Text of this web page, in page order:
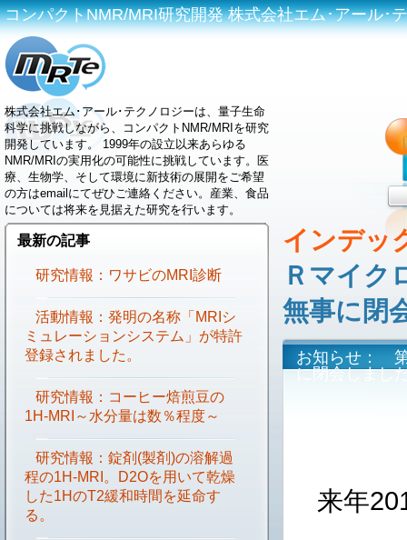
コンパクトNMR/MRI研究開発 株式会社エム･アール･
株式会社エム･アール･テクノロジーは、量子生命
科学に挑戦しながら、コンパクトNMR/MRIを研究
開発しています。 1999年の設立以来あらゆる
NMR/MRIの実用化の可能性に挑戦しています。医
療、生物学、そして環境に新技術の展開をご希望
の方はemailにてぜひご連絡ください。産業、食品
については将来を見据えた研究を行います。
最新の記事
研究情報：ワサビのMRI診断
活動情報：発明の名称「MRIシ
ミュレーションシステム」が特許
登録されました。
研究情報：コーヒー焙煎豆の
1H-MRI～水分量は数％程度～
研究情報：錠剤(製剤)の溶解過
程の1H-MRI。D2Oを用いて乾燥
した1HのT2緩和時間を延命す
る。
インデッ
Ｒマイク
無事に閉
お知らせ： 第
に閉会しまし
来年